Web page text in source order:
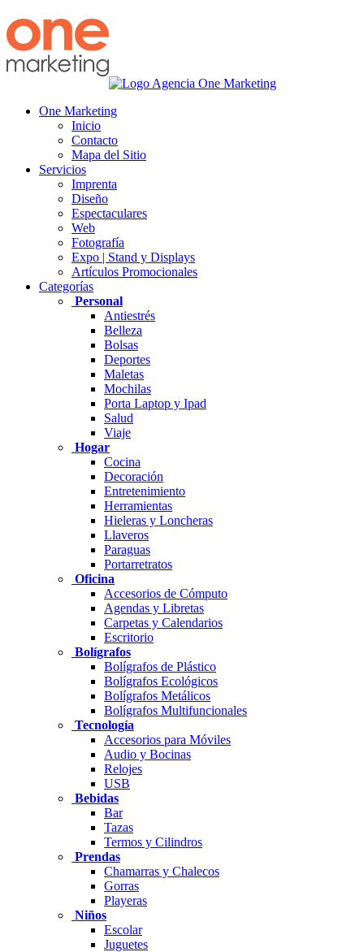
One Marketing
Inicio
Contacto
Mapa del Sitio
Servicios
Imprenta
Diseño
Espectaculares
Web
Fotografía
Expo | Stand y Displays
Artículos Promocionales
Categorías
Personal
Antiestrés
Belleza
Bolsas
Deportes
Maletas
Mochilas
Porta Laptop y Ipad
Salud
Viaje
Hogar
Cocina
Decoración
Entretenimiento
Herramientas
Hieleras y Loncheras
Llaveros
Paraguas
Portarretratos
Oficina
Accesorios de Cómputo
Agendas y Libretas
Carpetas y Calendarios
Escritorio
Bolígrafos
Bolígrafos de Plástico
Bolígrafos Ecológicos
Bolígrafos Metálicos
Bolígrafos Multifuncionales
Tecnología
Accesorios para Móviles
Audio y Bocinas
Relojes
USB
Bebidas
Bar
Tazas
Termos y Cilindros
Prendas
Chamarras y Chalecos
Gorras
Playeras
Niños
Escolar
Juguetes